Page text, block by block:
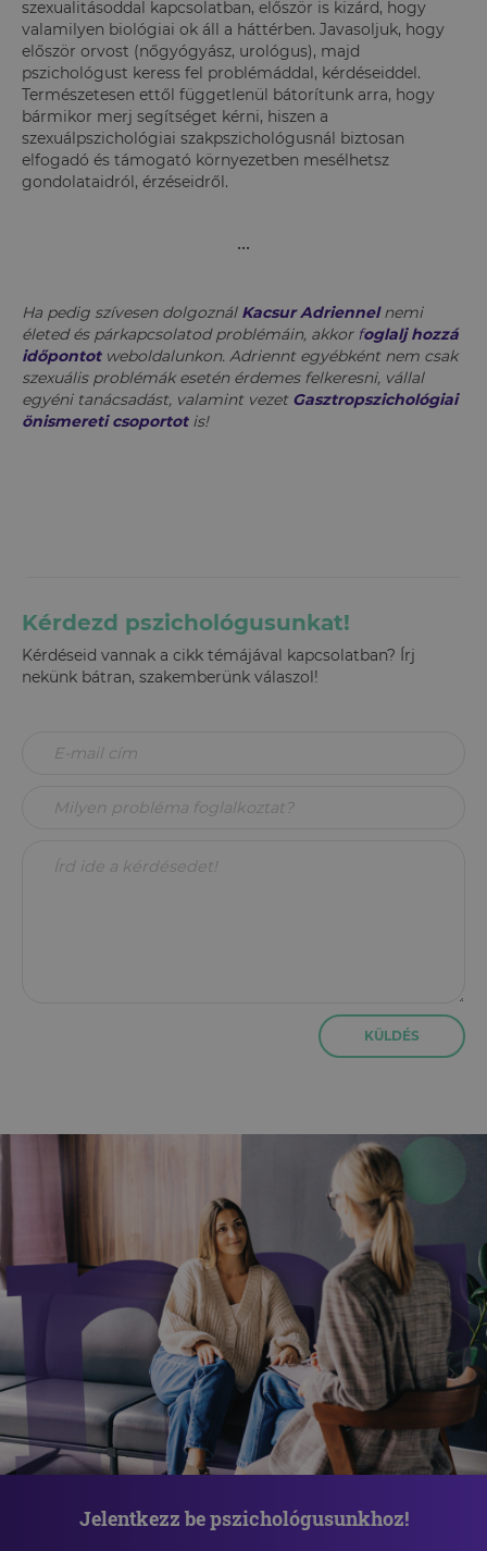
szexualitásoddal kapcsolatban, először is kizárd, hogy
valamilyen biológiai ok áll a háttérben. Javasoljuk, hogy
először orvost (nőgyógyász, urológus), majd
pszichológust keress fel problémáddal, kérdéseiddel.
Természetesen ettől függetlenül bátorítunk arra, hogy
bármikor merj segítséget kérni, hiszen a
szexuálpszichológiai szakpszichológusnál biztosan
elfogadó és támogató környezetben mesélhetsz
gondolataidról, érzéseidről.
•••
Ha pedig szívesen dolgoznál Kacsur Adriennelnemi
életed és párkapcsolatod problémáin, akkor foglalj hozzá
időpontotweboldalunkon. Adriennt egyébként nem csak
szexuális problémák esetén érdemes felkeresni, vállal
egyéni tanácsadást, valamint vezet Gasztropszichológiai
önismereti csoportot is!
Kérdezd pszichológusunkat!
Kérdéseid vannak a cikk témájával kapcsolatban? Írj
nekünk bátran, szakemberünk válaszol!
KÜLDÉS
Jelentkezz be pszichológusunkhoz!